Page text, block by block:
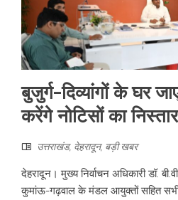
बुजुर्ग-दिव्यांगों के घर
करेंगे नोटिसों का
उत्तराखंड, देहरादून, बड़ी खबर
देहरादून। मुख्य निर्वाचन अधिकारी डॉ.
कुमांऊ-गढ़वाल के मंडल आयुक्तों सहित सभी